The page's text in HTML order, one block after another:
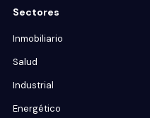
Sectores
Inmobiliario
Salud
Industrial
Energético